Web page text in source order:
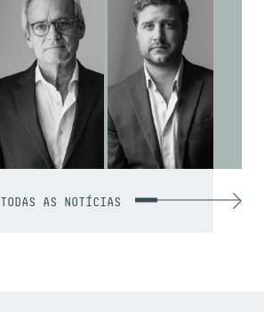
TODAS AS NOTÍCIAS